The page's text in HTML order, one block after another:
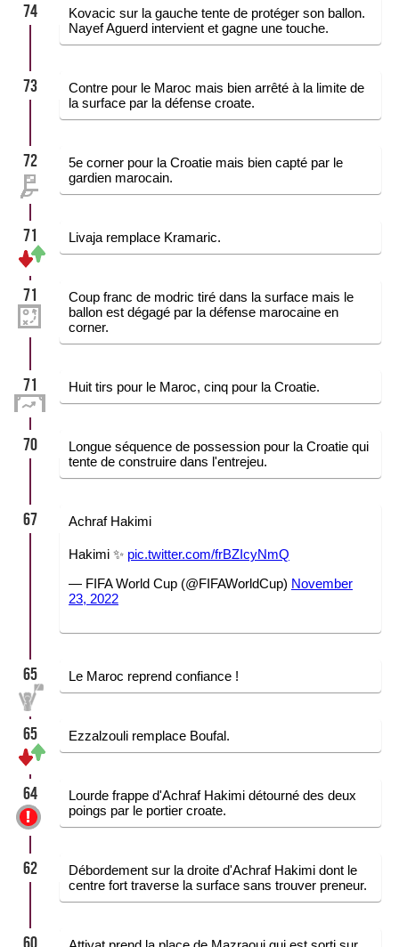
74
Kovacic sur la gauche tente de protéger son ballon.
Nayef Aguerd intervient et gagne une touche.
73
Contre pour le Maroc mais bien arrêté à la limite de
la surface par la défense croate.
72
5e corner pour la Croatie mais bien capté par le
gardien marocain.
71 Livaja remplace Kramaric.
71
Coup franc de modric tiré dans la surface mais le
ballon est dégagé par la défense marocaine en
corner.
71 Huit tirs pour le Maroc, cinq pour la Croatie.
70
Longue séquence de possession pour la Croatie qui
tente de construire dans l'entrejeu.
67 Achraf Hakimi
Hakimi ✨ pic.twitter.com/frBZIcyNmQ
— FIFA World Cup (@FIFAWorldCup) November
23, 2022
65 Le Maroc reprend confiance !
65 Ezzalzouli remplace Boufal.
64
Lourde frappe d'Achraf Hakimi détourné des deux
poings par le portier croate.
62
Débordement sur la droite d'Achraf Hakimi dont le
centre fort traverse la surface sans trouver preneur.
60